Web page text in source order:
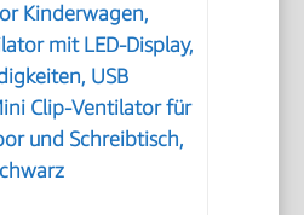
Kinderwagen,
mit LED-Display,
USB
Clip-Ventilator für
und Schreibtisch,